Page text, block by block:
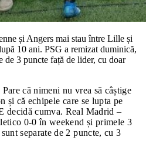
și Angers mai stau între Lille și
10 ani. PSG a remizat duminică,
de 3 puncte față de lider, cu doar
Pare că nimeni nu vrea să câștige
și că echipele care se lupta pe
decidă cumva. Real Madrid –
0-0 în weekend și primele 3
separate de 2 puncte, cu 3